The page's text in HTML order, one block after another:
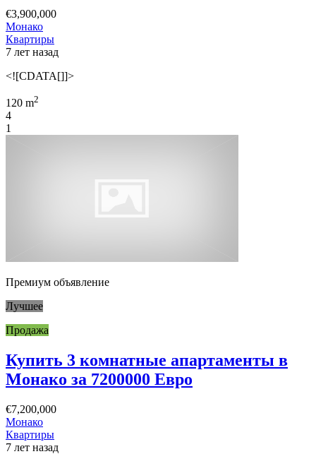
€3,900,000
Монако
Квартиры
7 лет назад
<![CDATA[]]>
120 m2
4
1
Премиум объявление
Лучшее
Продажа
Купить 3 комнатные апартаменты в
Монако за 7200000 Евро
€7,200,000
Монако
Квартиры
7 лет назад